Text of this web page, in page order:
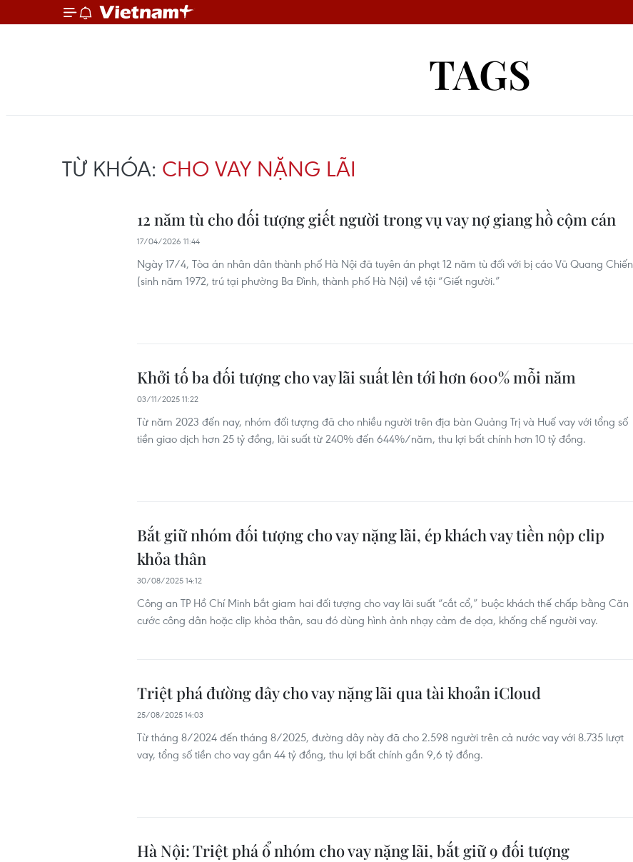
TAGS
TỪ KHÓA: CHO VAY NẶNG LÃI
12 năm tù cho đối tượng giết người trong vụ vay nợ giang hồ cộm cán
17/04/2026 11:44
Ngày 17/4, Tòa án nhân dân thành phố Hà Nội đã tuyên án phạt 12 năm tù đối với bị cáo Vũ Quang Chiến
(sinh năm 1972, trú tại phường Ba Đình, thành phố Hà Nội) về tội “Giết người.”
Khởi tố ba đối tượng cho vay lãi suất lên tới hơn 600% mỗi năm
03/11/2025 11:22
Từ năm 2023 đến nay, nhóm đối tượng đã cho nhiều người trên địa bàn Quảng Trị và Huế vay với tổng số
tiền giao dịch hơn 25 tỷ đồng, lãi suất từ 240% đến 644%/năm, thu lợi bất chính hơn 10 tỷ đồng.
Bắt giữ nhóm đối tượng cho vay nặng lãi, ép khách vay tiền nộp clip
khỏa thân
30/08/2025 14:12
Công an TP Hồ Chí Minh bắt giam hai đối tượng cho vay lãi suất “cắt cổ,” buộc khách thế chấp bằng Căn
cước công dân hoặc clip khỏa thân, sau đó dùng hình ảnh nhạy cảm đe dọa, khống chế người vay.
Triệt phá đường dây cho vay nặng lãi qua tài khoản iCloud
25/08/2025 14:03
Từ tháng 8/2024 đến tháng 8/2025, đường dây này đã cho 2.598 người trên cả nước vay với 8.735 lượt
vay, tổng số tiền cho vay gần 44 tỷ đồng, thu lợi bất chính gần 9,6 tỷ đồng.
Hà Nội: Triệt phá ổ nhóm cho vay nặng lãi, bắt giữ 9 đối tượng